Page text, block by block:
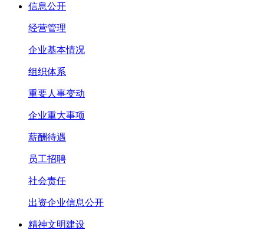
信息公开
经营管理
企业基本情况
组织体系
重要人事变动
企业重大事项
薪酬待遇
员工招聘
社会责任
出资企业信息公开
精神文明建设